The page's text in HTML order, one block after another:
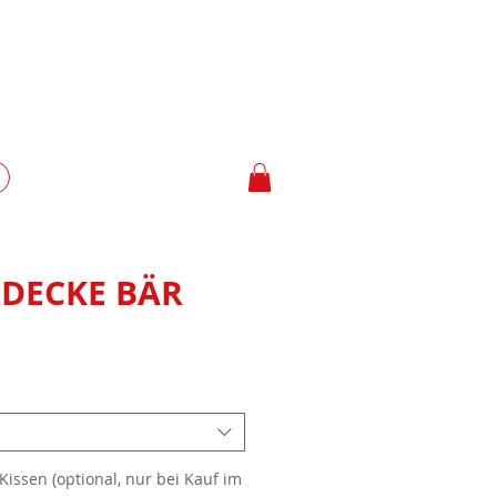
BÄR
(optional, nur bei Kauf im